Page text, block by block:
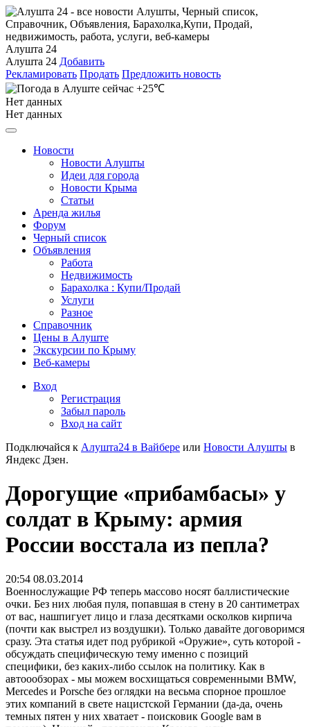
Алушта 24
Алушта 24 Добавить
Рекламировать Продать Предложить новость
+25℃
Нет данных
Нет данных
Новости
Новости Алушты
Идеи для города
Новости Крыма
Статьи
Аренда жилья
Форум
Черный список
Объявления
Работа
Недвижимость
Барахолка : Купи/Продай
Услуги
Разное
Справочник
Цены в Алуште
Экскурсии по Крыму
Веб-камеры
Вход
Регистрация
Забыл пароль
Вход на сайт
Подключайся к Алушта24 в Вайбере или Новости Алушты в
Яндекс Дзен.
Дорогущие «прибамбасы» у
солдат в Крыму: армия
России восстала из пепла?
20:54 08.03.2014
Военнослужащие РФ теперь массово носят баллистические
очки. Без них любая пуля, попавшая в стену в 20 сантиметрах
от вас, нашпигует лицо и глаза десятками осколков кирпича
(почти как выстрел из воздушки). Только давайте договоримся
сразу. Эта статья идет под рубрикой «Оружие», суть которой -
обсуждать специфическую тему именно с позиций
специфики, без каких-либо ссылок на политику. Как в
автоообзорах - мы можем восхищаться современными BMW,
Mercedes и Porsche без оглядки на весьма спорное прошлое
этих компаний в свете нацистской Германии (да-да, очень
темных пятен у них хватает - поисковик Google вам в